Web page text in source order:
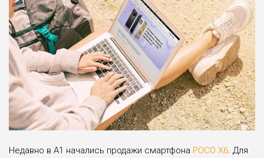
Недавно в А1 начались продажи смартфона POCO X6. Для